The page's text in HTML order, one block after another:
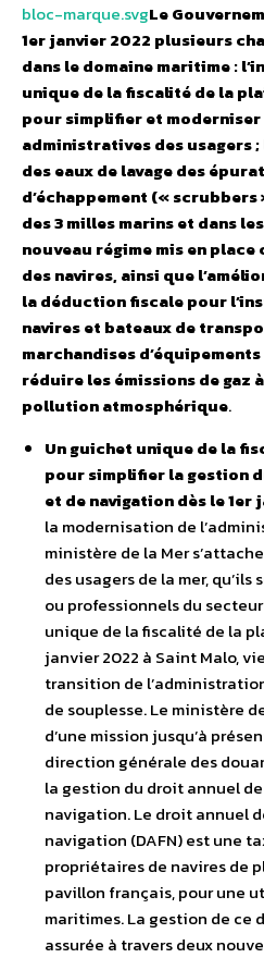
bloc-marque.svgLe
1er janvier 2022 plusieurs
dans le domaine maritime :
unique de la fiscalité de la
pour simplifier et moderniser
administratives des usagers
des eaux de lavage des
d’échappement («
des 3 milles marins et dans
nouveau régime mis en
des navires, ainsi que
la déduction fiscale pour
navires et bateaux de
marchandises
réduire les émissions de gaz
pollution atmosphérique.
Un guichet unique de la
pour simplifier la gestion
et de navigation dès le 1er
la modernisation de
ministère de la Mer
des usagers de la mer,
ou professionnels du
unique de la fiscalité de la
janvier 2022 à Saint Malo,
transition de
de souplesse. Le ministère
d’une mission jusqu’à
direction générale des
la gestion du droit annuel
navigation. Le droit annuel
navigation (DAFN) est une
propriétaires de navires de
pavillon français, pour une
maritimes. La gestion de ce
assurée à travers deux